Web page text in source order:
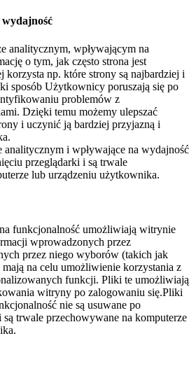
wydajność
analitycznym, wpływającym na
o tym, jak często strona jest
korzysta np. które strony są najbardziej i
sposób Użytkownicy poruszają się po
problemów z
Dzięki temu możemy ulepszać
i uczynić ją bardziej przyjazną i
analitycznym i wpływające na wydajność
przeglądarki i są trwale
lub urządzeniu użytkownika.
funkcjonalność umożliwiają witrynie
wprowadzonych przez
przez niego wyborów (takich jak
na celu umożliwienie korzystania z
funkcji. Pliki te umożliwiają
witryny po zalogowaniu się.Pliki
nie są usuwane po
trwale przechowywane na komputerze